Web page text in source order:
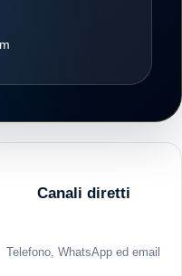
Canali diretti
Telefono, WhatsApp ed email